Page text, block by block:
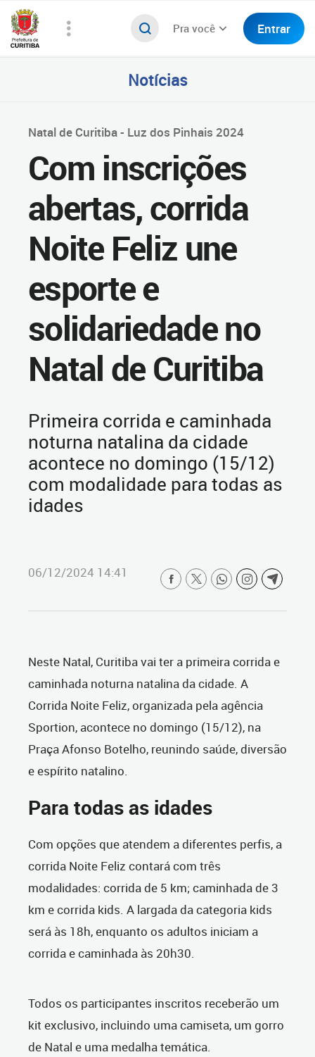
Pra você Entrar
Notícias
Natal de Curitiba - Luz dos Pinhais 2024
Com inscrições
abertas, corrida
Noite Feliz une
esporte e
solidariedade no
Natal de Curitiba
Primeira corrida e caminhada
noturna natalina da cidade
acontece no domingo (15/12)
com modalidade para todas as
idades
06/12/2024 14:41
Neste Natal, Curitiba vai ter a primeira corrida e
caminhada noturna natalina da cidade. A
Corrida Noite Feliz, organizada pela agência
Sportion, acontece no domingo (15/12), na
Praça Afonso Botelho, reunindo saúde, diversão
e espírito natalino.
Para todas as idades
Com opções que atendem a diferentes perfis, a
corrida Noite Feliz contará com três
modalidades: corrida de 5 km; caminhada de 3
km e corrida kids. A largada da categoria kids
será às 18h, enquanto os adultos iniciam a
corrida e caminhada às 20h30.
Todos os participantes inscritos receberão um
kit exclusivo, incluindo uma camiseta, um gorro
de Natal e uma medalha temática.